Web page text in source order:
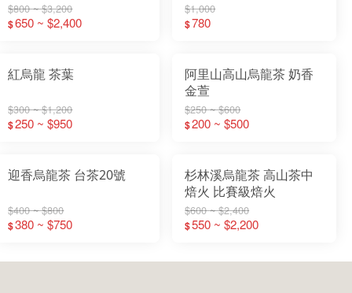
$800 ~ $3,200
$650 ~ $2,400
$1,000
$780
紅烏龍 茶葉
$300 ~ $1,200
$250 ~ $950
阿里山高山烏龍茶 奶香
金萱
$250 ~ $600
$200 ~ $500
迎香烏龍茶 台茶20號
$400 ~ $800
$380 ~ $750
杉林溪烏龍茶 高山茶中
焙火 比賽級焙火
$600 ~ $2,400
$550 ~ $2,200